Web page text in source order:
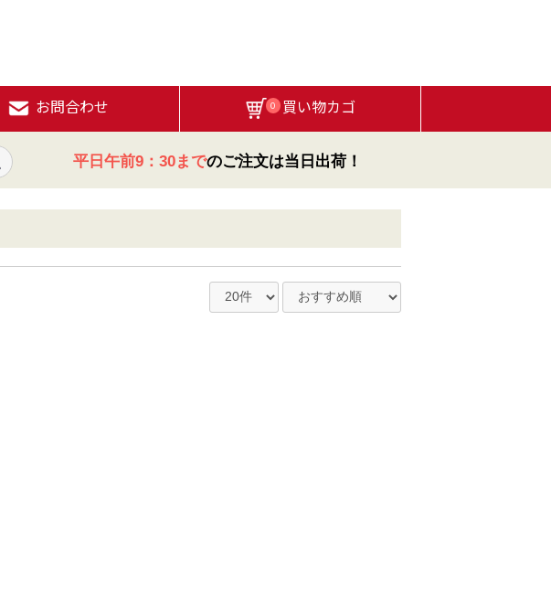
お問合わせ 0 買い物カゴ
平日午前9：30までのご注文は当日出荷！